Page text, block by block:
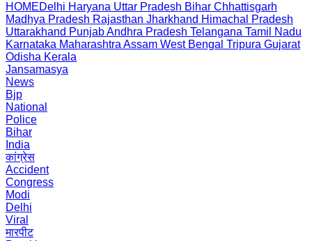
HOMEDelhi Haryana Uttar Pradesh Bihar Chhattisgarh
Madhya Pradesh Rajasthan Jharkhand Himachal Pradesh
Uttarakhand PunjabAndhra Pradesh Telangana Tamil Nadu
Karnataka Maharashtra Assam West Bengal Tripura Gujarat
Odisha Kerala
Jansamasya
News
Bjp
National
Police
Bihar
India
कांग्रेस
Accident
Congress
Modi
Delhi
Viral
मारपीट